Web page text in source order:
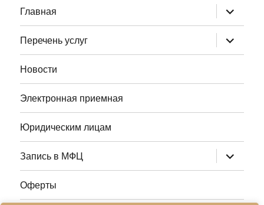
Главная раскрыть
дочернее
меню
Перечень услуг
раскрыть
дочернее
меню
Новости
Электронная приемная
Юридическим лицам
Запись в МФЦ раскрыть
дочернее
меню
Оферты